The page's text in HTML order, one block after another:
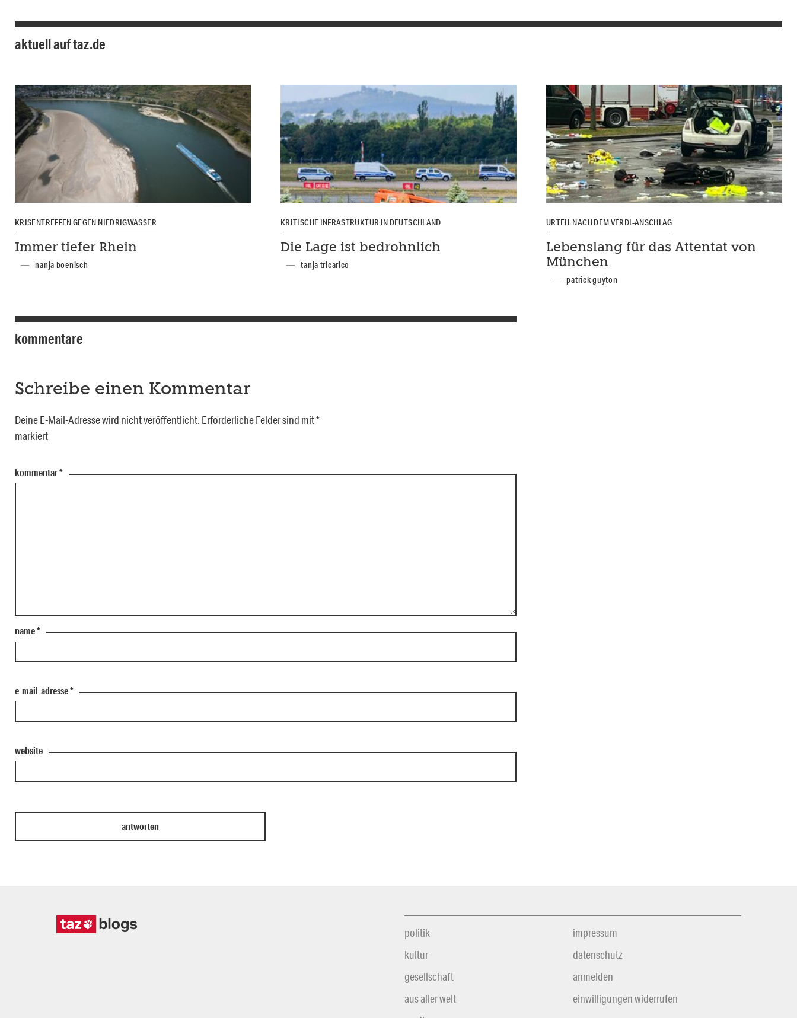
aktuell auf taz.de
KRISENTREFFEN GEGEN NIEDRIGWASSER
Immer tiefer Rhein
nanja boenisch
KRITISCHE INFRASTRUKTUR IN DEUTSCHLAND
Die Lage ist bedrohnlich
tanja tricarico
URTEIL NACH DEM VERDI-ANSCHLAG
Lebenslang für das Attentat von
München
patrick guyton
kommentare
Schreibe einen Kommentar
Deine E-Mail-Adresse wird nicht veröffentlicht. Erforderliche Felder sind mit*
markiert
kommentar*
name*
e-mail-adresse*
website
politik
kultur
gesellschaft
aus aller welt
impressum
datenschutz
anmelden
einwilligungen widerrufen